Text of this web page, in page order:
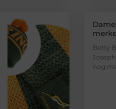
Betty
nog